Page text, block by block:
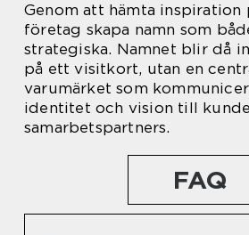
Genom att hämta inspiration
företag skapa namn som
strategiska. Namnet blir då
på ett visitkort, utan en
varumärket som
identitet och vision till
samarbetspartners.
FAQ